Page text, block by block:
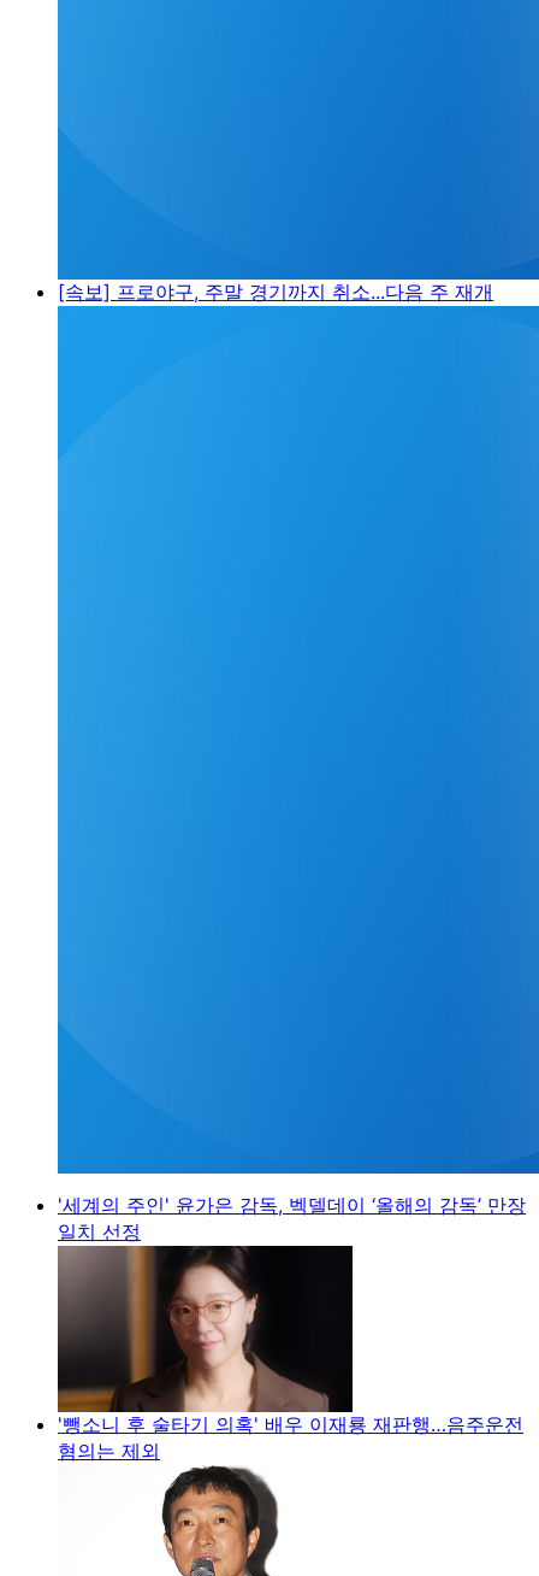
[속보] 프로야구, 주말 경기까지 취소...다음 주 재개
'세계의 주인' 윤가은 감독, 벡델데이 ‘올해의 감독’ 만장
일치 선정
'뺑소니 후 술타기 의혹' 배우 이재룡 재판행…음주운전
혐의는 제외